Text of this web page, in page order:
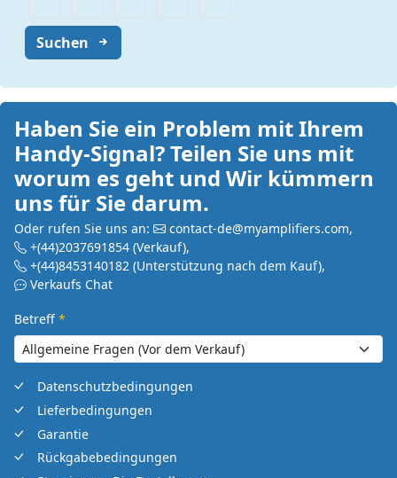
Suchen
Haben Sie ein Problem mit Ihrem
Handy-Signal? Teilen Sie uns mit
worum es geht und Wir kümmern
uns für Sie darum.
Oder rufen Sie uns an: contact-de@myamplifiers.com,
+(44)2037691854 (Verkauf),
+(44)8453140182 (Unterstützung nach dem Kauf),
Verkaufs Chat
Betreff *
Datenschutzbedingungen
Lieferbedingungen
Garantie
Rückgabebedingungen